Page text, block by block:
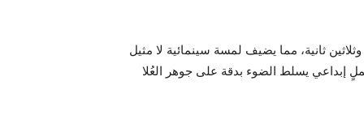
ثانية، مما يضيف لمسة سينمائية لا مثيل
فيلم الحملة المحلية للعلا في عام 2021- ليقدّم منظوراً جديداً بعملٍ إبداعي يسلط الضوء بدقة على جوهر العُلا